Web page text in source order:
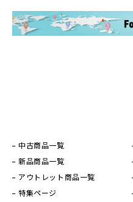
中古商品一覧
新品商品一覧
アウトレット商品一覧
特集ページ